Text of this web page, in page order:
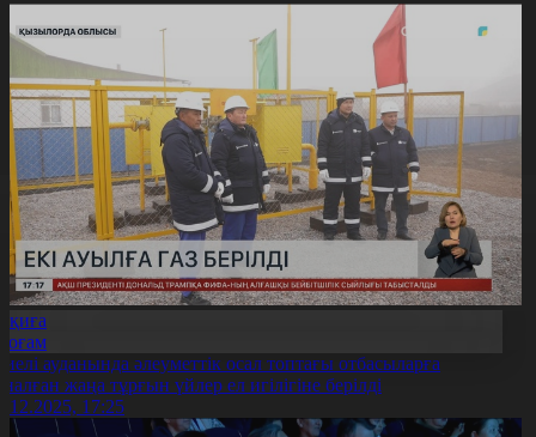
ауданында әлеуметтік осал топтағы отбасыларға
жаңа тұрғын үйлер ел игілігіне берілді
17:25